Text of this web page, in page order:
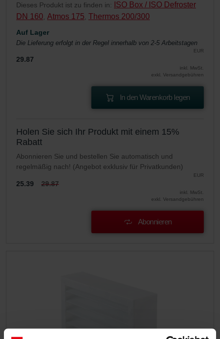
Dieses Produkt ist zu finden in:
ISO Box / ISO Defroster
DN 160 Atmos 175 Thermos 200/300
Auf Lager
Die Lieferung erfolgt in der Regel innerhalb von 2-5 Arbeitstagen
EUR
29.87
inkl. MwSt.
exkl. Versandgebühren
In den Warenkorb legen
Holen Sie sich Ihr Produkt mit einem 15%
Rabatt
Abonnieren Sie und bestellen Sie automatisch und
regelmäßig nach! (Angebot exklusiv für Privatkunden)
EUR
25.39 29.87
inkl. MwSt.
exkl. Versandgebühren
Abonnieren